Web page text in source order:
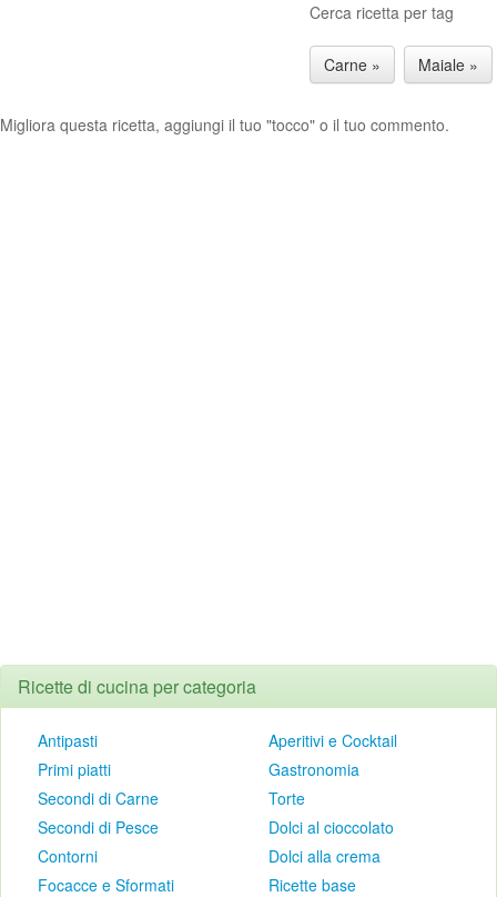
Cerca ricetta per tag
Carne » Maiale »
Migliora questa ricetta, aggiungi il tuo "tocco" o il tuo commento.
Ricette di cucina per categoria
Antipasti
Primi piatti
Secondi di Carne
Secondi di Pesce
Contorni
Focacce e Sformati
Aperitivi e Cocktail
Gastronomia
Torte
Dolci al cioccolato
Dolci alla crema
Ricette base